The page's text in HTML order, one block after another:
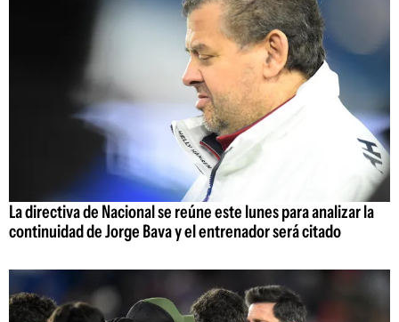
La directiva de Nacional se reúne este lunes para analizar la
continuidad de Jorge Bava y el entrenador será citado